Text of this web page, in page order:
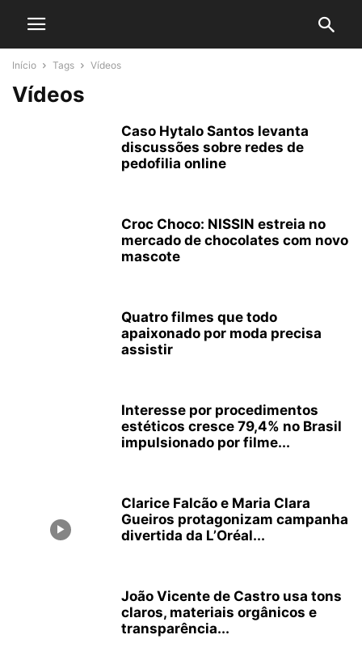
Início Tags Vídeos
Vídeos
Caso Hytalo Santos levanta
discussões sobre redes de
pedofilia online
Croc Choco: NISSIN estreia no
mercado de chocolates com novo
mascote
Quatro filmes que todo
apaixonado por moda precisa
assistir
Interesse por procedimentos
estéticos cresce 79,4% no Brasil
impulsionado por filme...
Clarice Falcão e Maria Clara
Gueiros protagonizam campanha
divertida da L’Oréal...
João Vicente de Castro usa tons
claros, materiais orgânicos e
transparência...